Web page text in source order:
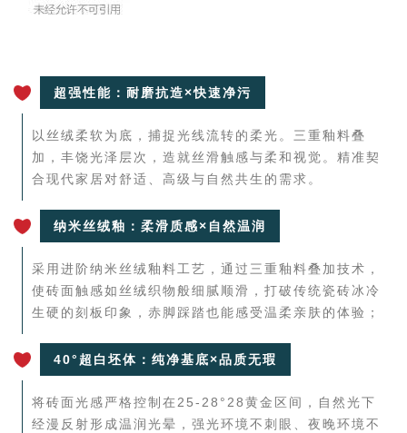
超强性能：耐磨抗造×快速净污
以丝绒柔软为底，捕捉光线流转的柔光。三重釉料叠
加，丰饶光泽层次，造就丝滑触感与柔和视觉。精准契
合现代家居对舒适、高级与自然共生的需求。
纳米丝绒釉：柔滑质感×自然温润
采用进阶纳米丝绒釉料工艺，通过三重釉料叠加技术，
使砖面触感如丝绒织物般细腻顺滑，打破传统瓷砖冰冷
生硬的刻板印象，赤脚踩踏也能感受温柔亲肤的体验；
40°超白坯体：纯净基底×品质无瑕
将砖面光感严格控制在25-28°28黄金区间，自然光下
经漫反射形成温润光晕，强光环境不刺眼、夜晚环境不